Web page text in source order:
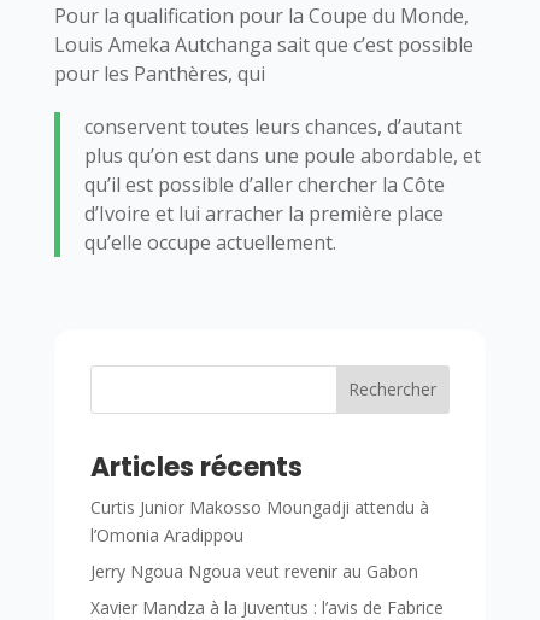
Pour la qualification pour la Coupe du Monde,
Louis Ameka Autchanga sait que c’est possible
pour les Panthères, qui
conservent toutes leurs chances, d’autant
plus qu’on est dans une poule abordable, et
qu’il est possible d’aller chercher la Côte
d’Ivoire et lui arracher la première place
qu’elle occupe actuellement.
Rechercher
Articles récents
Curtis Junior Makosso Moungadji attendu à
l’Omonia Aradippou
Jerry Ngoua Ngoua veut revenir au Gabon
Xavier Mandza à la Juventus : l’avis de Fabrice